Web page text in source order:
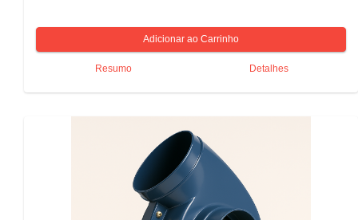
Resumo Detalhes